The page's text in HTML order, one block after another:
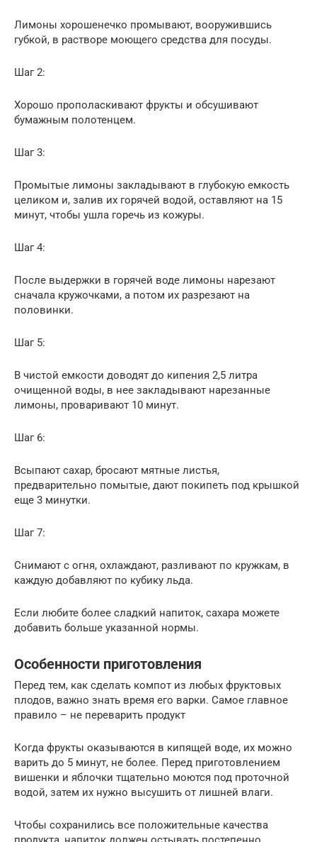
Лимоны хорошенечко промывают, вооружившись
губкой, в растворе моющего средства для посуды.
Шаг 2:
Хорошо прополаскивают фрукты и обсушивают
бумажным полотенцем.
Шаг 3:
Промытые лимоны закладывают в глубокую емкость
целиком и, залив их горячей водой, оставляют на 15
минут, чтобы ушла горечь из кожуры.
Шаг 4:
После выдержки в горячей воде лимоны нарезают
сначала кружочками, а потом их разрезают на
половинки.
Шаг 5:
В чистой емкости доводят до кипения 2,5 литра
очищенной воды, в нее закладывают нарезанные
лимоны, проваривают 10 минут.
Шаг 6:
Всыпают сахар, бросают мятные листья,
предварительно помытые, дают покипеть под крышкой
еще 3 минутки.
Шаг 7:
Снимают с огня, охлаждают, разливают по кружкам, в
каждую добавляют по кубику льда.
Если любите более сладкий напиток, сахара можете
добавить больше указанной нормы.
Особенности приготовления
Перед тем, как сделать компот из любых фруктовых
плодов, важно знать время его варки. Самое главное
правило – не переварить продукт
Когда фрукты оказываются в кипящей воде, их можно
варить до 5 минут, не более. Перед приготовлением
вишенки и яблочки тщательно моются под проточной
водой, затем их нужно высушить от лишней влаги.
Чтобы сохранились все положительные качества